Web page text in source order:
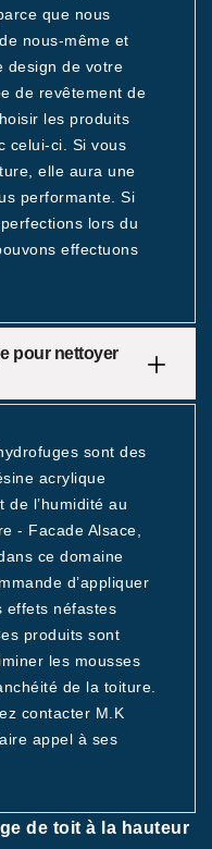
que nous
nous-même et
design de votre
de revêtement de
les produits
celui-ci. Si vous
elle aura une
performante. Si
lors du
effectuons
pour nettoyer
sont des
acrylique
de l’humidité au
- Facade Alsace,
ce domaine
d’appliquer
effets néfastes
produits sont
les mousses
de la toiture.
contacter M.K
appel à ses
de toit à la hauteur